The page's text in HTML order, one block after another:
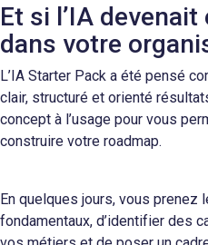
Et si l’IA
dans votre
L’IA Starter Pack a été pensé
clair, structuré et orienté
concept à l’usage pour vous
construire votre roadmap.
En quelques jours, vous prenez
fondamentaux, d’identifier des